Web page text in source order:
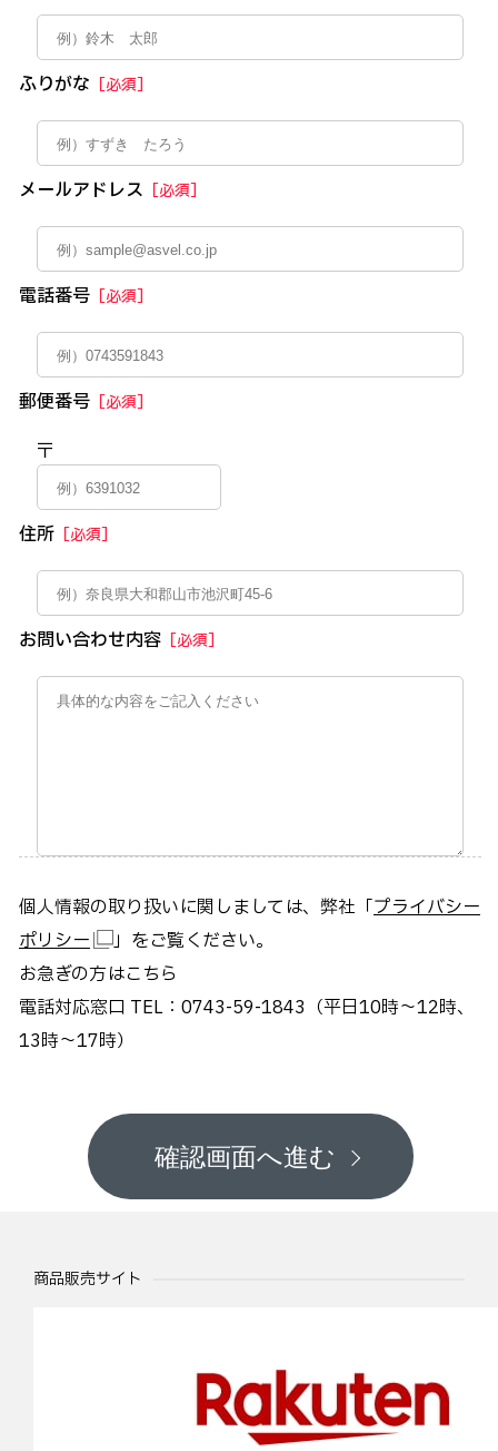
ふりがな ［必須］
メールアドレス ［必須］
電話番号 ［必須］
郵便番号 ［必須］
〒
住所 ［必須］
お問い合わせ内容 ［必須］
個人情報の取り扱いに関しましては、弊社「プライバシー
ポリシー
」をご覧ください。
お急ぎの方はこちら
電話対応窓口 TEL：0743-59-1843（平日10時～12時、
13時～17時）
確認画面へ進む
商品販売サイト